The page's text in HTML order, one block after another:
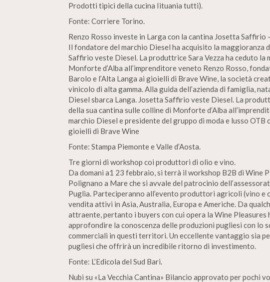
Prodotti tipici della cucina Iituania tutti).
Fonte: Corriere Torino.
Renzo Rosso investe in Larga con la cantina Josetta Saffirio
Il fondatore del marchio Diesel ha acquisito la maggioranza
Saffirio veste Diesel. La produttrice Sara Vezza ha ceduto la
Monforte d’Alba all’imprenditore veneto Renzo Rosso,
Barolo e l’Alta Langa ai gioielli di Brave Wine, la società
vinicolo di alta gamma. Alla guida dell’azienda di famiglia,
Diesel sbarca Langa. Josetta Saffirio veste Diesel. La
della sua cantina sulle colline di Monforte d’Alba
marchio Diesel e presidente del gruppo di moda e lusso OTB
gioielli di Brave Wine
Fonte: Stampa Piemonte e Valle d’Aosta.
Tre giorni di workshop coi produttori di olio e vino.
Da domani a1 23 febbraio, si terrà il workshop B2B di Wine
Polignano a Mare che si avvale del patrocinio
Puglia. Parteciperanno all’evento produttori agricoli (vino e
vendita attivi in Asia, Australia, Europa e Americhe. Da
attraente, pertanto i buyers con cui opera la Wine
approfondire la conoscenza delle produzioni pugliesi con lo
commerciali in questi territori. Un eccellente vantaggio sia
pugliesi che offrirà un incredibile ritorno di investimento.
Fonte: L’Edicola del Sud Bari.
Nubi su «La Vecchia Cantina» Bilancio approvato per pochi